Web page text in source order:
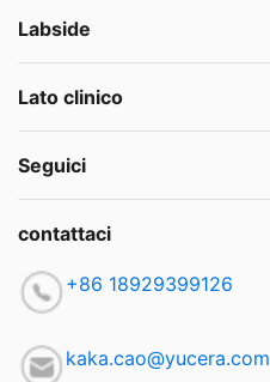
Labside
Lato clinico
Seguici
contattaci
+86 18929399126
kaka.cao@yucera.com